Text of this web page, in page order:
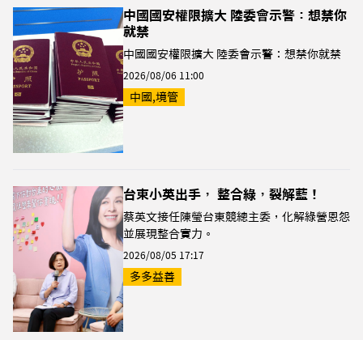
中國國安權限擴大 陸委會示警：想禁你
就禁
中國國安權限擴大 陸委會示警：想禁你就禁
2026/08/06 11:00
中國,境管
台東小英出手， 整合綠，裂解藍！
蔡英文接任陳瑩台東競總主委，化解綠營恩怨
並展現整合實力。
2026/08/05 17:17
多多益善